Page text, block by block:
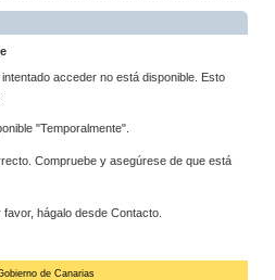
acceder no está disponible. Esto
"Temporalmente".
Compruebe y asegúrese de que está
hágalo desde Contacto.
de Canarias